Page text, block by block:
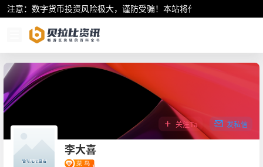
注意：数字货币投资风险极大，谨防受骗！本站将作为行业资讯共享
李大喜
关注Ta 发私信